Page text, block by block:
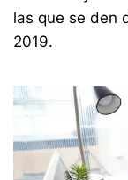
las que se den
2019.